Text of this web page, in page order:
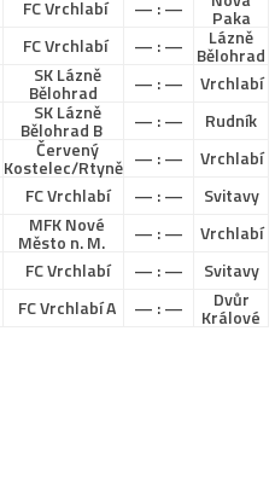
FC Vrchlabí — : —
Paka
FC Vrchlabí — : — Lázně
Bělohrad
SK Lázně
Bělohrad — : —
Vrchlabí
SK Lázně
Bělohrad B — : —
Rudník
Červený
Kostelec/Rtyně — : —
Vrchlabí
FC Vrchlabí — : —
Svitavy
MFK Nové
Město n. M. — : —
Vrchlabí
FC Vrchlabí — : —
Svitavy
FC Vrchlabí A — : — Dvůr
Králové